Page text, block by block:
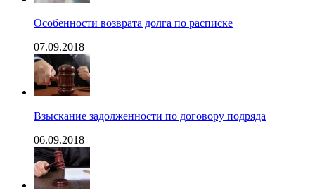
Особенности возврата долга по расписке
07.09.2018
Взыскание задолженности по договору подряда
06.09.2018